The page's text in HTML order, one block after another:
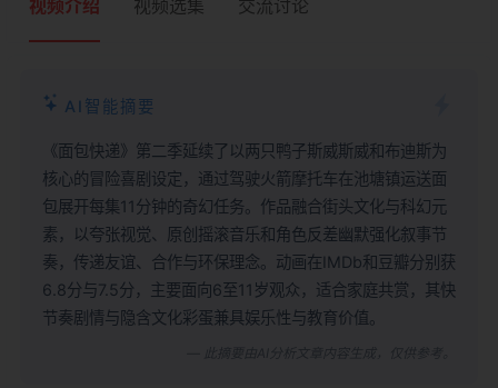
视频介绍 视频选集 交流讨论
AI智能摘要
《面包快递》第二季延续了以两只鸭子斯威斯威和布迪斯为
核心的冒险喜剧设定，通过驾驶火箭摩托车在池塘镇运送面
包展开每集11分钟的奇幻任务。作品融合街头文化与科幻元
素，以夸张视觉、原创摇滚音乐和角色反差幽默强化叙事节
奏，传递友谊、合作与环保理念。动画在IMDb和豆瓣分别获
6.8分与7.5分，主要面向6至11岁观众，适合家庭共赏，其快
节奏剧情与隐含文化彩蛋兼具娱乐性与教育价值。